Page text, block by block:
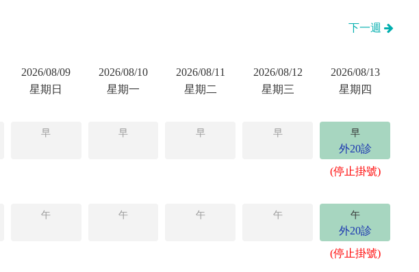
下一週
2026/08/09
星期日
2026/08/10
星期一
2026/08/11
星期二
2026/08/12
星期三
2026/08/13
星期四
早 早 早 早 早
外20診
(停止掛號)
午 午 午 午 午
外20診
(停止掛號)